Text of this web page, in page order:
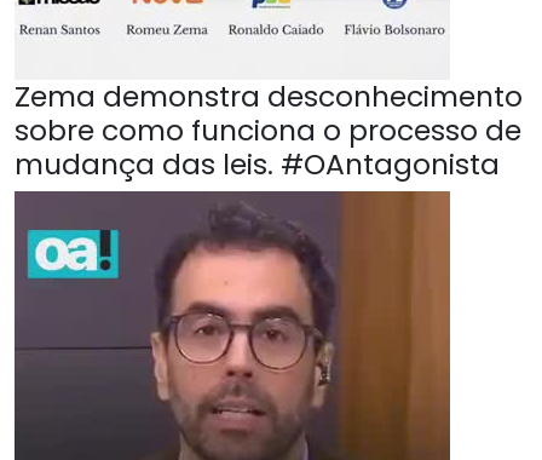
Zema demonstra desconhecimento
sobre como funciona o processo de
mudança das leis. #OAntagonista